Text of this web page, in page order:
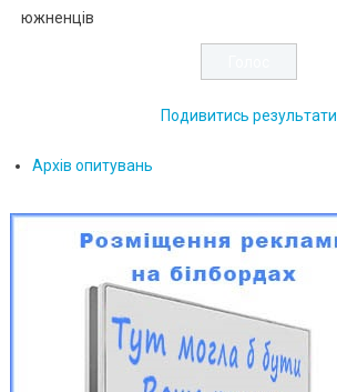
южненців
Подивитись результати
Архів опитувань